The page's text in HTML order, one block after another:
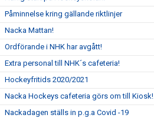
Påminnelse kring gällande riktlinjer
Nacka Mattan!
Ordförande i NHK har avgått!
Extra personal till NHK´s cafeteria!
Hockeyfritids 2020/2021
Nacka Hockeys cafeteria görs om till Kiosk!
Nackadagen ställs in p.g.a Covid -19